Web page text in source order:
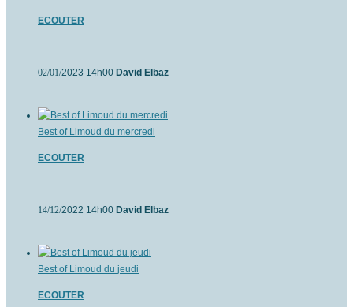
ECOUTER
02/01/2023 14h00 David Elbaz
Best of Limoud du mercredi
ECOUTER
14/12/2022 14h00 David Elbaz
Best of Limoud du jeudi
ECOUTER